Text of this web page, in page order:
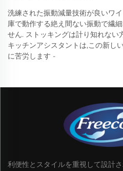
洗練された振動減量技術が良いワ
庫で動作する絶え間ない振動で繊
せん. ストッキングは計り知れない
キッチンアシスタントは,この新し
に苦労します -
利便性とスタイルを重視して設計